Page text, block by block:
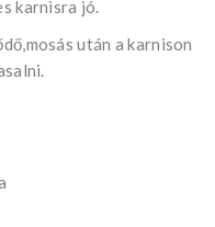
karnisra jó.
után a karnison